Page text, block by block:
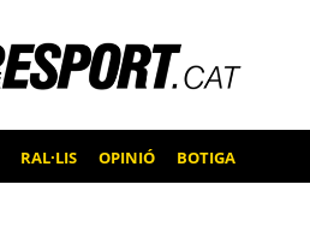
RAL·LIS OPINIÓ BOTIGA